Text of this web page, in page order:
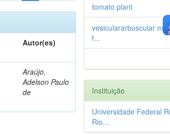
Autor(es)
Araújo,
Adelson Paulo
de
tomato plant
vesiculararbuscular
f...
Instituição
Universidade Federal
Rio...